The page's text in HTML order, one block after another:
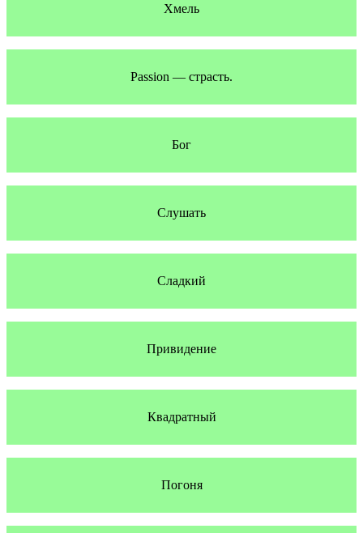
Хмель
Passion — страсть.
Бог
Слушать
Сладкий
Привидение
Квадратный
Погоня